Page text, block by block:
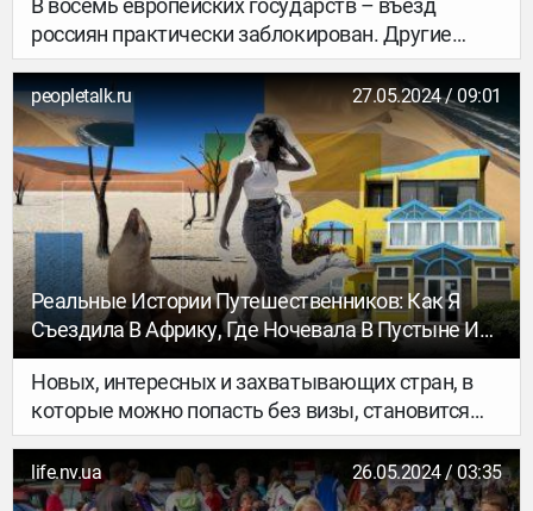
В восемь европейских государств – въезд
россиян практически заблокирован. Другие
страны усложнили пересечение границы, тем не
менее, варианты для поездок в Европу
имеются…
peopletalk.ru 27.05.2024 / 09:01
Реальные Истории Путешественников: Как Я
Съездила В Африку, Где Ночевала В Пустыне И
Возненавидела Морских Котиков
Новых, интересных и захватывающих стран, в
которые можно попасть без визы, становится
все меньше. Шри-Ланка скоро выйдет из этого
списка, Таиланд уже изъезжен вдоль и поперек,
на Кубу не тянет из-за бедности и дефицита,
life.nv.ua 26.05.2024 / 03:35